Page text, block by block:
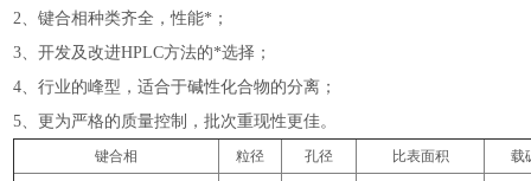
2、键合相种类齐全，性能*；
3、开发及改进HPLC方法的*选择；
4、行业的峰型，适合于碱性化合物的分离；
5、更为严格的质量控制，批次重现性更佳。
键合相 粒径 孔径 比表面积 载